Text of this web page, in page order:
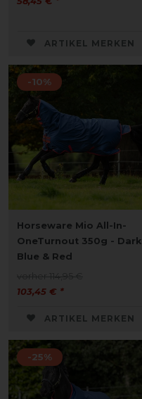
ARTIKEL MERKEN
-10%
Horseware Mio All-In-
OneTurnout 350g - Dark
Blue & Red
103,45 € *
ARTIKEL MERKEN
-25%